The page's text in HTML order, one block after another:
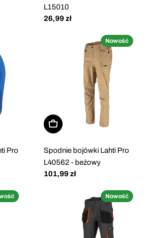
L15010
Cena
26,99 zł
Pro
Nowość
Wybierz opcje
Spodnie bojówki Lahti Pro
L40562 - beżowy
Cena
101,99 zł
Nowość